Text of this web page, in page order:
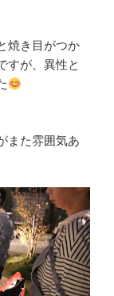
焼き目がつか
すが、異性と
また雰囲気あ